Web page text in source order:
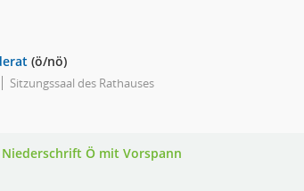
(ö/nö)
Sitzungssaal des Rathauses
Niederschrift Ö mit Vorspann